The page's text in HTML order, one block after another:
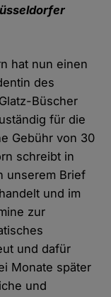
hat nun einen
des
Büscher
für die
Gebühr von 30
schreibt in
unserem Brief
und im
zur
und dafür
Monate später
und